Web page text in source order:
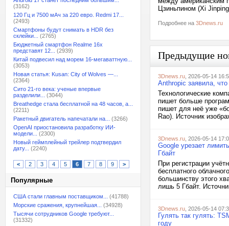
(3162)
120 Гц и 7500 мАч за 220 евро. Redmi 17...
(2493)
Смартфоны будут снимать в HDR без
склейки...
(2765)
Бюджетный смартфон Realme 16x
представят 12...
(2939)
Китай подвесил над морем 16-мегаваттную...
(3053)
Новая статья: Kusan: City of Wolves —...
(2364)
Сито 21-го века: ученые впервые
разделили...
(3044)
Breathedge стала бесплатной на 48 часов, а...
(2211)
Ракетный двигатель напечатали на...
(3266)
OpenAI приостановила разработку ИИ-
модели...
(2300)
Новый геймплейный трейлер подтвердил
дату...
(2240)
< 2 3 4 5 6 7 8 9 >
Популярные
США стали главным поставщиком...
(41788)
Морские сражения, крупнейшая...
(34928)
Тысячи сотрудников Google требуют...
(31332)
Цзиньпином (Xi
Подробнее на 3Dnews.ru
Предыдущие
3Dnews.ru , 2026-05-14
Anthropic заявила,
Технологические
пишет больше
пишет для неё уже
Rao). Источник
3Dnews.ru , 2026-05-14
Google урезает
Гбайт
При регистрации
бесплатного
большинству этого
лишь 5 Гбайт.
3Dnews.ru , 2026-05-14
Гулять так гулять:
году